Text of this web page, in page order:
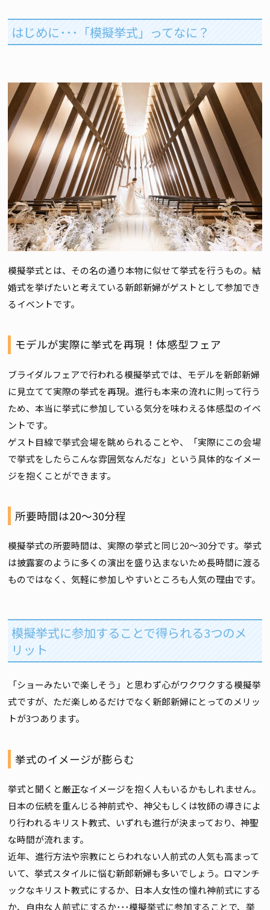
はじめに･･･「模擬挙式」ってなに？
模擬挙式とは、その名の通り本物に似せて挙式を行うもの。結
婚式を挙げたいと考えている新郎新婦がゲストとして参加でき
るイベントです。
モデルが実際に挙式を再現！体感型フェア
ブライダルフェアで行われる模擬挙式では、モデルを新郎新婦
に見立てて実際の挙式を再現。進行も本来の流れに則って行う
ため、本当に挙式に参加している気分を味わえる体感型のイベ
ントです。
ゲスト目線で挙式会場を眺められることや、「実際にこの会場
で挙式をしたらこんな雰囲気なんだな」という具体的なイメー
ジを抱くことができます。
所要時間は20～30分程
模擬挙式の所要時間は、実際の挙式と同じ20～30分です。挙式
は披露宴のように多くの演出を盛り込まないため長時間に渡る
ものではなく、気軽に参加しやすいところも人気の理由です。
模擬挙式に参加することで得られる3つのメ
リット
「ショーみたいで楽しそう」と思わず心がワクワクする模擬挙
式ですが、ただ楽しめるだけでなく新郎新婦にとってのメリッ
トが3つあります。
挙式のイメージが膨らむ
挙式と聞くと厳正なイメージを抱く人もいるかもしれません。
日本の伝統を重んじる神前式や、神父もしくは牧師の導きによ
り行われるキリスト教式、いずれも進行が決まっており、神聖
な時間が流れます。
近年、進行方法や宗教にとらわれない人前式の人気も高まって
いて、挙式スタイルに悩む新郎新婦も多いでしょう。ロマンチ
ックなキリスト教式にするか、日本人女性の憧れ神前式にする
か、自由な人前式にするか･･･模擬挙式に参加することで、挙